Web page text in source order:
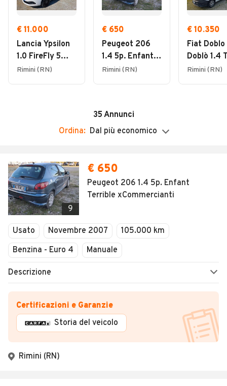
Chiuso
€ 11.000
Lancia Ypsilon
1.0 FireFly 5
porte S&S
Rimini (RN)
€ 650
Peugeot 206
1.4 5p. Enfant
Terrible
Rimini (RN)
€ 10.350
Fiat Doblo
Doblò 1.4
N.Power
Rimini (RN)
35 Annunci
Ordina: Dal più economico
9
€ 650
Peugeot 206 1.4 5p. Enfant
Terrible xCommercianti
Usato Novembre 2007
105.000 km
Benzina - Euro 4
Manuale
Descrizione
Certificazioni e Garanzie
Storia del veicolo
Rimini (RN)